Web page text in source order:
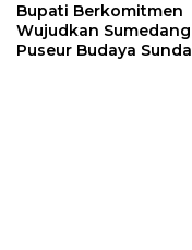
Bupati Berkomitmen
Wujudkan Sumedang
Puseur Budaya Sunda